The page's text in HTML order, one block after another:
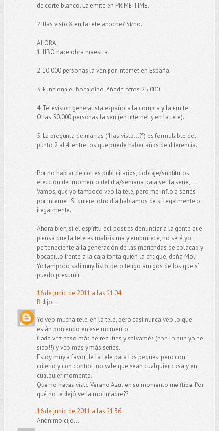
de corte blanco. La emite en PRIME TIME.
2. Has visto X en la tele anoche? Sí/no.
AHORA.
1. HBO hace obra maestra
2. 10.000 personas la ven por internet en España.
3. Funciona el boca oído. Añade otros 25.000.
4. Televisión generalista española la compra y la emite.
Otras 50.000 personas la ven (en internet y en la tele).
5. La pregunta de marras ("Has visto...?") es formulable del
punto 2 al 4, entre los que puede haber años de diferencia.
Por no hablar de cortes publicitarios, doblaje/subtítulos,
elección del momento del día/semana para ver la serie, ...
Vamos, que yo tampoco veo la tele, pero me inflo a series
por internet. Si quiere, otro día hablamos de si legalmente o
ilegalmente.
Ahora bien, si el espíritu del post es denunciar a la gente que
piensa que la tele es malisísima y embrutece, no seré yo,
perteneciente a la generación de las meriendas de colacao y
bocadillo frente a la caja tonta quien la critique, doña Moli.
Yo tampoco salí muy listo, pero tengo amigos de los que sí
puedo presumir.
16 de junio de 2011 a las 21:04
B dijo...
Yo veo mucha tele, en la tele, pero casi nunca veo lo que
están poniendo en ese momento.
Cada vez paso más de realities y salvamés (con lo que yo he
sido!!) y veo más y más series.
Estoy muy a favor de la tele para los peques, pero con
criterio y con control, no vale que vean cualquier cosa y en
cualquier momento.
Que no hayas visto Verano Azul en su momento me flipa. Por
qué no te dejó verla molimadre??
16 de junio de 2011 a las 21:36
Anónimo dijo...